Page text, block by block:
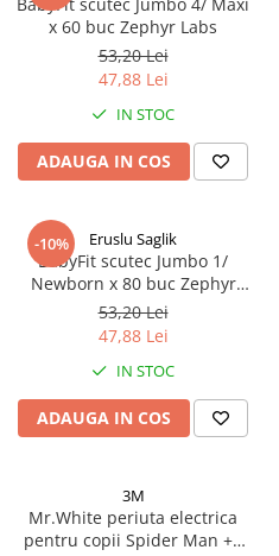
Afectiuni oftalmologice
Afectiuni cardio-vasculare
Afectiuni urogenitale
Sanatatea mintii
Diabet
Suplimente pentru imunitate
Antioxidanti
Altele-Suplimente alimentare
Promo Ianuarie-Septembrie
x 60 buc Zephyr Labs
53,20 Lei
47,88 Lei
IN STOC
ADAUGA IN COS
-10% Eruslu Saglik
BabyFit scutec Jumbo 1/
Newborn x 80 buc Zephyr
Labs
53,20 Lei
47,88 Lei
IN STOC
ADAUGA IN COS
3M
Mr.White periuta electrica
pentru copii Spider Man +4